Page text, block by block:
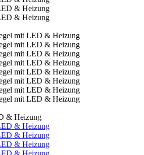
& Heizung